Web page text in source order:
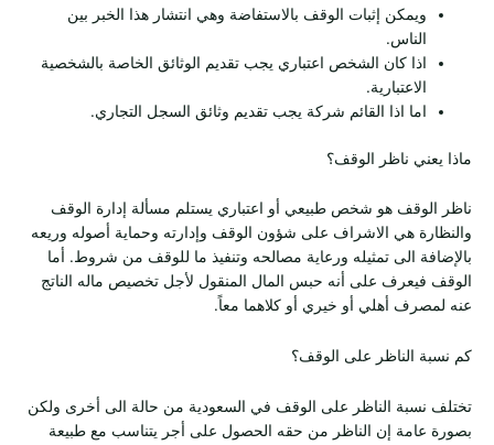
ويمكن إثبات الوقف بالاستفاضة وهي انتشار هذا الخبر بين
الناس.
اذا كان الشخص اعتباري يجب تقديم الوثائق الخاصة بالشخصية
الاعتبارية.
اما اذا القائم شركة يجب تقديم وثائق السجل التجاري.
ماذا يعني ناظر الوقف؟
ناظر الوقف هو شخص طبيعي أو اعتباري يستلم مسألة إدارة الوقف
والنظارة هي الاشراف على شؤون الوقف وإدارته وحماية أصوله وريعه
بالإضافة الى تمثيله ورعاية مصالحه وتنفيذ ما للوقف من شروط. أما
الوقف فيعرف على أنه حبس المال المنقول لأجل تخصيص ماله الناتج
عنه لمصرف أهلي أو خيري أو كلاهما معاً.
كم نسبة الناظر على الوقف؟
تختلف نسبة الناظر على الوقف في السعودية من حالة الى أخرى ولكن
بصورة عامة إن الناظر من حقه الحصول على أجر يتناسب مع طبيعة